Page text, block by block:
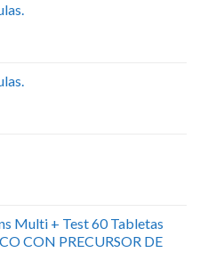
Multi + Test 60 Tabletas
CON PRECURSOR DE